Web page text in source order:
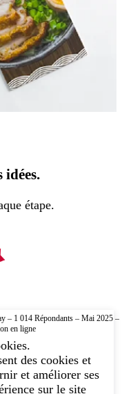
étape.
– 1 014 Répondants – Mai 2025 –
en ligne
des cookies et
et améliorer ses
sur le site